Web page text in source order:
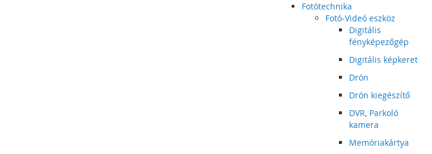
Fotótechnika
Fotó-Videó eszköz
Digitális
fényképezőgép
Digitális képkeret
Drón
Drón kiegészítő
DVR, Parkoló
kamera
Memóriakártya